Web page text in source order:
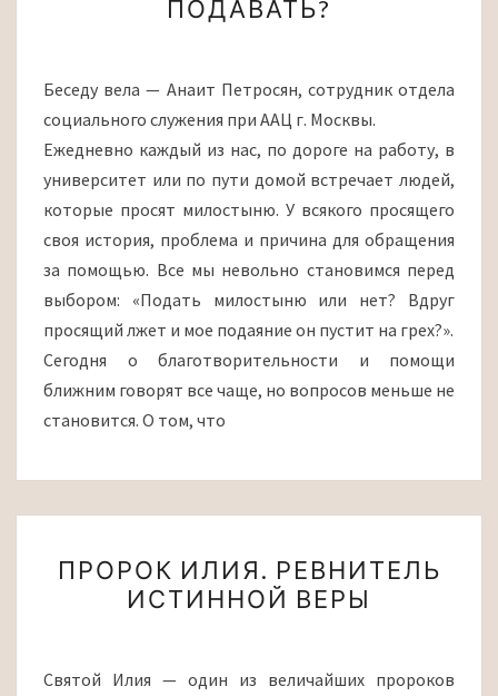
И
ПРАВИЛЬНО
ПОДАВАТЬ?
Беседу вела — Анаит Петросян, сотрудник отдела
социального служения при ААЦ г. Москвы.
Ежедневно каждый из нас, по дороге на работу, в
университет или по пути домой встречает людей,
которые просят милостыню. У всякого просящего
своя история, проблема и причина для обращения
за помощью. Все мы невольно становимся перед
выбором: «Подать милостыню или нет? Вдруг
просящий лжет и мое подаяние он пустит на грех?».
Сегодня о благотворительности и помощи
ближним говорят все чаще, но вопросов меньше не
становится. О том, что
ИЛИЯ.
РЕВНИТЕЛЬ
ПРОРОК ИЛИЯ. РЕВНИТЕЛЬ
ИСТИННОЙ ВЕРЫ
Святой Илия — один из величайших пророков